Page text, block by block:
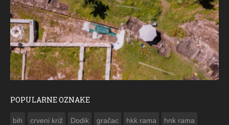
POPULARNE OZNAKE
bih crveni križ Dodik gračac hkk rama hnk rama